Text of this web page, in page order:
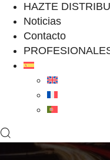
HAZTE
Noticias
Contacto